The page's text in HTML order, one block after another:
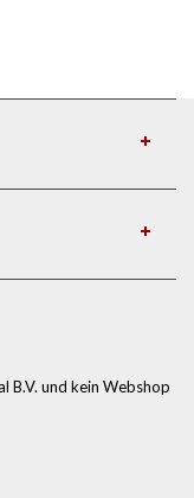
B.V. und kein Webshop